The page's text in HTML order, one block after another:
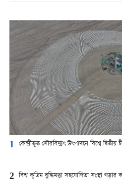
1 কেন্দ্রীভূত সৌরবিদ্যুৎ উৎপাদনে বিশ্বে দ্বিতীয়
2 বিশ্ব কৃত্রিম বুদ্ধিমত্তা সহযোগিতা সংস্থা